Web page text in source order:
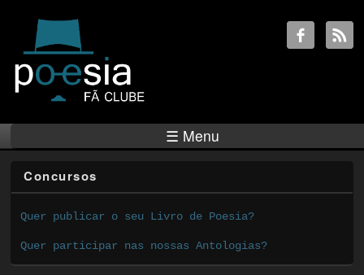
☰ Menu
Concursos
Quer publicar o seu Livro de Poesia?
Quer participar nas nossas Antologias?